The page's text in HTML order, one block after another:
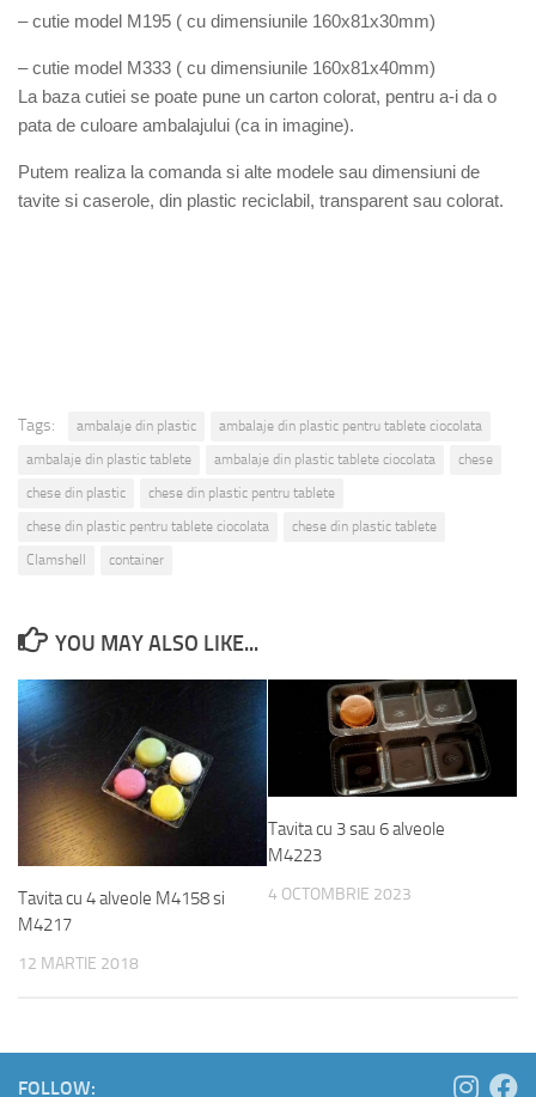
– cutie model M195 ( cu dimensiunile 160x81x30mm)
– cutie model M333 ( cu dimensiunile 160x81x40mm)
La baza cutiei se poate pune un carton colorat, pentru a-i da o
pata de culoare ambalajului (ca in imagine).
Putem realiza la comanda si alte modele sau dimensiuni de
tavite si caserole, din plastic reciclabil, transparent sau colorat.
Tags: ambalaje din plastic
ambalaje din plastic pentru tablete ciocolata
ambalaje din plastic tablete
ambalaje din plastic tablete ciocolata
chese
chese din plastic
chese din plastic pentru tablete
chese din plastic pentru tablete ciocolata
chese din plastic tablete
Clamshell
container
YOU MAY ALSO LIKE...
Tavita cu 4 alveole M4158 si
M4217
12 MARTIE 2018
Tavita cu 3 sau 6 alveole
M4223
4 OCTOMBRIE 2023
FOLLOW: